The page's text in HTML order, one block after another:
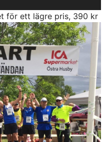
för ett lägre pris, 390 kr